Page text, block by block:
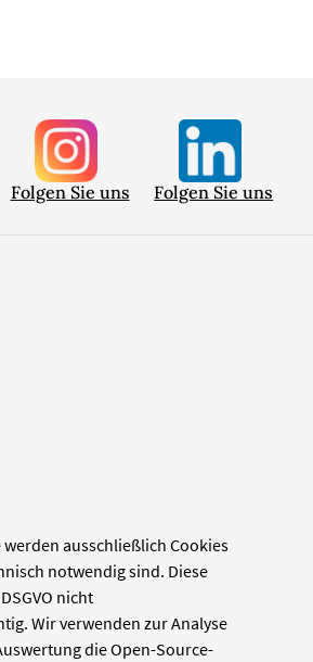
ausschließlich Cookies
notwendig sind. Diese
nicht
Wir verwenden zur Analyse
die Open-Source-
Folgen Sie uns Folgen Sie uns